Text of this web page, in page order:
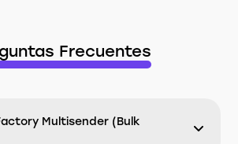
Frecuentes
Multisender (Bulk